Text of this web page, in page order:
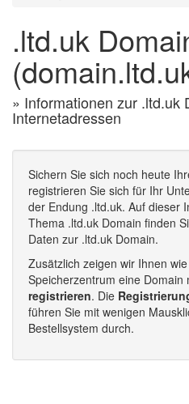
.ltd.uk
» Informationen zur .ltd.uk
Internetadressen
Sichern Sie sich noch heute
registrieren Sie sich für Ihr
der Endung .ltd.uk. Auf dieser
Thema .ltd.uk Domain finden
Daten zur .ltd.uk Domain.
Zusätzlich zeigen wir Ihnen
Speicherzentrum eine Domain
registrieren. Die
führen Sie mit wenigen
Bestellsystem durch.